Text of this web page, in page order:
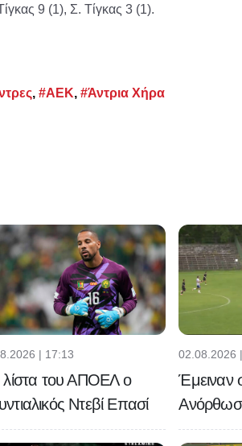
9 (1), Σ. Τίγκας 3 (1).
, #ΑΕΚ, #Άντρια Χήρα
| 17:13
λίστα του ΑΠΟΕΛ ο
Ντεβί Επασί
02.08.2026
Έμειναν